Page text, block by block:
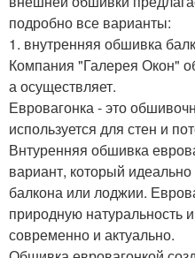
подробно все варианты:
1. внутренняя обшивка
Компания "Галерея Окон"
а осуществляет.
Евровагонка - это
используется для стен и
Внтуренняя обшивка
вариант, который
балкона или лоджии.
природную натуральность
современно и актуально.